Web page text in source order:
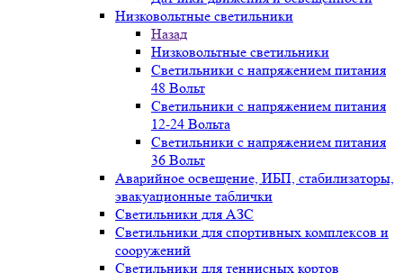
Низковольтные светильники
Назад
Низковольтные светильники
Светильники с напряжением питания
48 Вольт
Светильники с напряжением питания
12-24 Вольта
Светильники с напряжением питания
36 Вольт
Аварийное освещение, ИБП, стабилизаторы,
эвакуационные таблички
Светильники для АЗС
Светильники для спортивных комплексов и
сооружений
Светильники для теннисных кортов